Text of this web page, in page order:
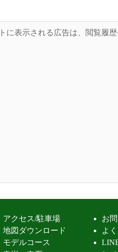
に表示される広告は、閲覧履
アクセス/駐車場
地図ダウンロード
モデルコース
お
よ